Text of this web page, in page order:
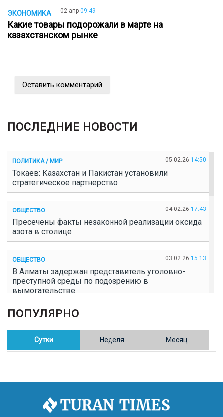
ЭКОНОМИКА 02 апр 09:49
Какие товары подорожали в марте на
казахстанском рынке
Оставить комментарий
ПОСЛЕДНИЕ НОВОСТИ
ПОЛИТИКА / МИР 05.02.26 14:50
Токаев: Казахстан и Пакистан установили
стратегическое партнерство
ОБЩЕСТВО 04.02.26 17:43
Пресечены факты незаконной реализации оксида
азота в столице
ОБЩЕСТВО 03.02.26 15:13
В Алматы задержан представитель уголовно-
преступной среды по подозрению в
вымогательстве
ОБЩЕСТВО
Полицейские пресекли незаконное выращивание
конопли в Таразе
Казахстан возглавил Договор о зоне, свободной от
ПОПУЛЯРНО
Сутки Неделя Месяц